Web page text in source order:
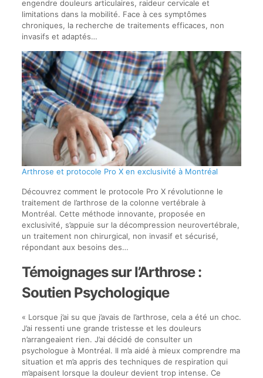
engendre douleurs articulaires, raideur cervicale et
limitations dans la mobilité. Face à ces symptômes
chroniques, la recherche de traitements efficaces, non
invasifs et adaptés…
Arthrose et protocole Pro X en exclusivité à Montréal
Découvrez comment le protocole Pro X révolutionne le
traitement de l’arthrose de la colonne vertébrale à
Montréal. Cette méthode innovante, proposée en
exclusivité, s’appuie sur la décompression neurovertébrale,
un traitement non chirurgical, non invasif et sécurisé,
répondant aux besoins des…
Témoignages sur l’Arthrose :
Soutien Psychologique
« Lorsque j’ai su que j’avais de l’arthrose, cela a été un choc.
J’ai ressenti une grande tristesse et les douleurs
n’arrangeaient rien. J’ai décidé de consulter un
psychologue à Montréal. Il m’a aidé à mieux comprendre ma
situation et m’a appris des techniques de respiration qui
m’apaisent lorsque la douleur devient trop intense. Ce